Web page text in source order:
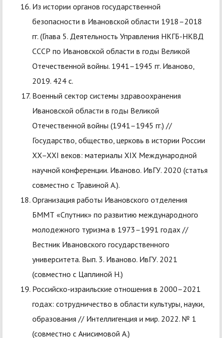
Из истории органов государственной
безопасности в Ивановской области 1918–2018
гг. (Глава 5. Деятельность Управления НКГБ-НКВД
СССР по Ивановской области в годы Великой
Отечественной войны. 1941–1945 гг. Иваново,
2019. 424 с.
Военный сектор системы здравоохранения
Ивановской области в годы Великой
Отечественной войны (1941–1945 гг.) //
Государство, общество, церковь в истории России
XX–XXI веков: материалы XIX Международной
научной конференции. Иваново. ИвГУ. 2020 (статья
совместно с Травиной А.).
Организация работы Ивановского отделения
БММТ «Спутник» по развитию международного
молодежного туризма в 1973–1991 годах //
Вестник Ивановского государственного
университета. Вып. 3. Иваново. ИвГУ. 2021
(совместно с Цаплиной Н.)
Российско-израильские отношения в 2000–2021
годах: сотрудничество в области культуры, науки,
образования // Интеллигенция и мир. 2022. № 1
(совместно с Анисимовой А.)